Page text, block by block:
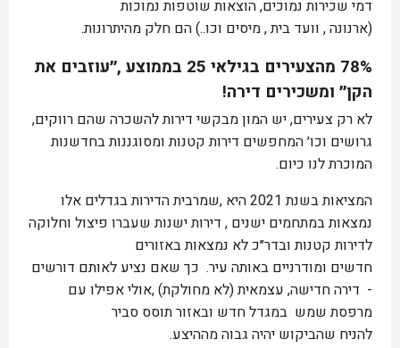
דמי שכירות נמוכים, הוצאות שוטפות נמוכות
(ארנונה , וועד בית , מיסים וכו..) הם חלק מהיתרונות.
78% מהצעירים בגילאי 25 בממוצע ,״עוזבים את
הקן״ ומשכירים דירה!
לא רק צעירים, יש המון מבקשי דירות להשכרה שהם רווקים,
גרושים וכו׳ המחפשים דירות קטנות ומסוגננות בחדשנות
המוכרת לנו כיום.
המציאות בשנת 2021 היא ,שמרבית הדירות בגדלים אלו
נמצאות במתחמים ישנים , דירות ישנות שעברו פיצול וחלוקה
לדירות קטנות ובדר״כ לא נמצאות באזורים
חדשים ומודרניים באותה עיר. כך שאם נציע לאותם דורשים
- דירה חדישה, עצמאית (לא מחולקת) ,אולי אפילו עם
מרפסת שמש במגדל חדש ובאזור תוסס סביר
להניח שהביקוש יהיה גבוה מההיצע.